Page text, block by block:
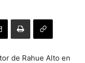
de Rahue Alto en